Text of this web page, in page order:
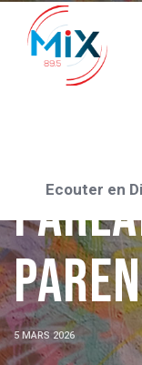
Ecouter en
« Et
5 MARS 2026